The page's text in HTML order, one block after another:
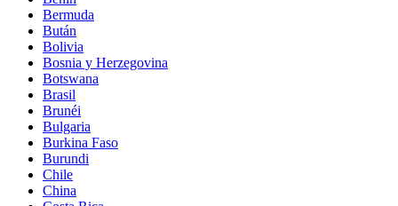
Bermuda
Bután
Bolivia
Bosnia y Herzegovina
Botswana
Brasil
Brunéi
Bulgaria
Burkina Faso
Burundi
Chile
China